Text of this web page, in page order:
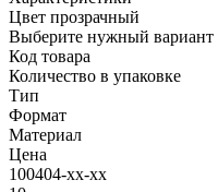
Цвет прозрачный
Выберите нужный вариант
Код товара
Количество в упаковке
Тип
Формат
Материал
Цена
100404-xx-xx